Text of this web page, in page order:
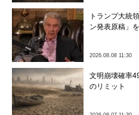
トランプ大統
ン発表原稿」
2026.08.08 11:30
文明崩壊確率
のリミット